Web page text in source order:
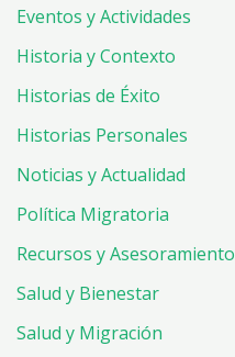
Eventos y Actividades
Historia y Contexto
Historias de Éxito
Historias Personales
Noticias y Actualidad
Política Migratoria
Recursos y Asesoramiento
Salud y Bienestar
Salud y Migración